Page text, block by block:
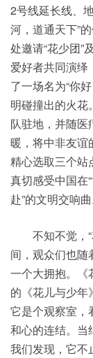
2号线延长线、
河，道通天下”
处邀请“花少团”
爱好者共同演绎
了一场名为“你
明碰撞出的火花
队驻地，并随医
暖，将中非友谊
精心选取三个站
真切感受中国在
赴”的文明交响曲
不知不觉，“
间，观众们也随
一个大拥抱。《
的《花儿与少年
它是个观察室，
和心的连结。当
我们发现，它